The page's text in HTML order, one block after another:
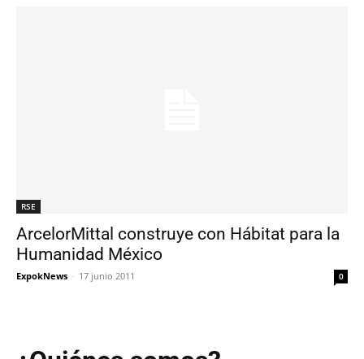
RSE
ArcelorMittal construye con Hábitat para la
Humanidad México
ExpokNews - 17 junio 2011 0